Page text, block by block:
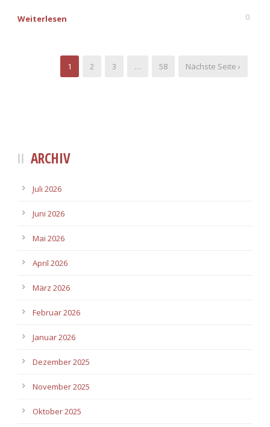
Weiterlesen 0
1 2 3 … 58 Nächste Seite ›
ARCHIV
Juli 2026
Juni 2026
Mai 2026
April 2026
März 2026
Februar 2026
Januar 2026
Dezember 2025
November 2025
Oktober 2025